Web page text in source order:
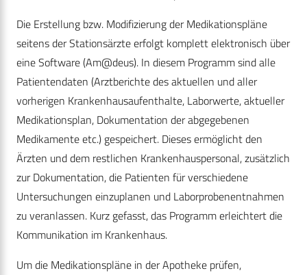
Die Erstellung bzw. Modifizierung der Medikationspläne
seitens der Stationsärzte erfolgt komplett elektronisch über
eine Software (Am@deus). In diesem Programm sind alle
Patientendaten (Arztberichte des aktuellen und aller
vorherigen Krankenhausaufenthalte, Laborwerte, aktueller
Medikationsplan, Dokumentation der abgegebenen
Medikamente etc.) gespeichert. Dieses ermöglicht den
Ärzten und dem restlichen Krankenhauspersonal, zusätzlich
zur Dokumentation, die Patienten für verschiedene
Untersuchungen einzuplanen und Laborprobenentnahmen
zu veranlassen. Kurz gefasst, das Programm erleichtert die
Kommunikation im Krankenhaus.
Um die Medikationspläne in der Apotheke prüfen,